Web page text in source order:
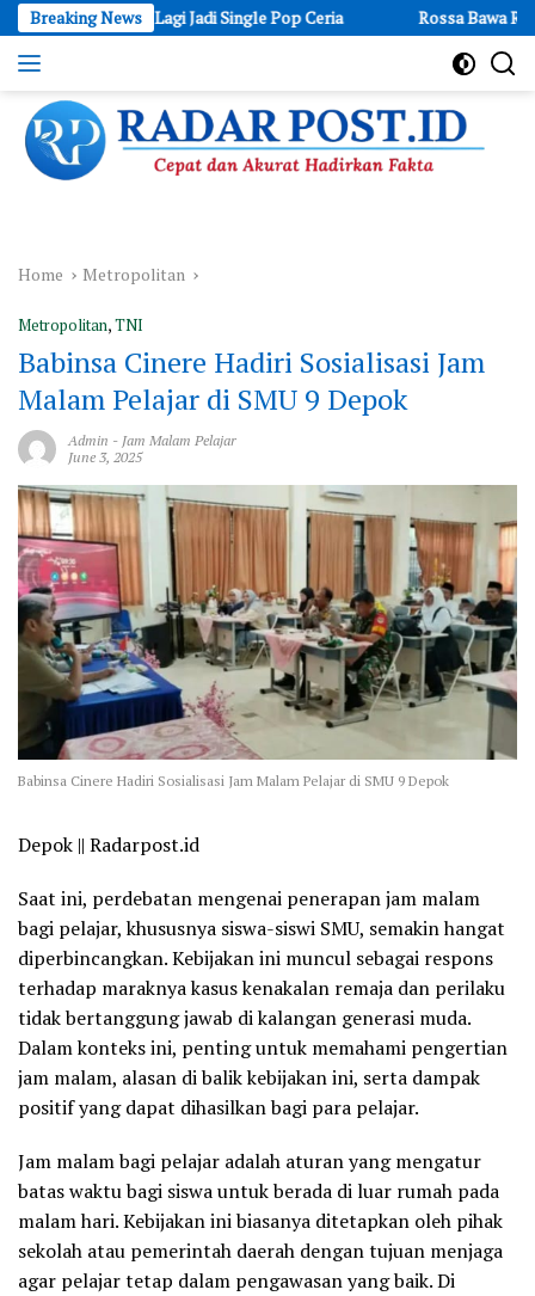
Skip
to
content
Breaking News
Datang Lagi Jadi Single Pop Ceria Rossa Bawa Raina Naik
dan
Akurat
Hadirkan
Fakta
Home Metropolitan
Metropolitan,TNI
Babinsa Cinere Hadiri Sosialisasi Jam
Malam Pelajar di SMU 9 Depok
Admin - Jam Malam Pelajar
June 3, 2025
Babinsa Cinere Hadiri Sosialisasi Jam Malam Pelajar di SMU 9 Depok
Depok || Radarpost.id
Saat ini, perdebatan mengenai penerapan jam malam
bagi pelajar, khususnya siswa-siswi SMU, semakin hangat
diperbincangkan. Kebijakan ini muncul sebagai respons
terhadap maraknya kasus kenakalan remaja dan perilaku
tidak bertanggung jawab di kalangan generasi muda.
Dalam konteks ini, penting untuk memahami pengertian
jam malam, alasan di balik kebijakan ini, serta dampak
positif yang dapat dihasilkan bagi para pelajar.
Jam malam bagi pelajar adalah aturan yang mengatur
batas waktu bagi siswa untuk berada di luar rumah pada
malam hari. Kebijakan ini biasanya ditetapkan oleh pihak
sekolah atau pemerintah daerah dengan tujuan menjaga
agar pelajar tetap dalam pengawasan yang baik. Di